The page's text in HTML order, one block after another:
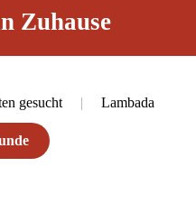
Zuhause
gesucht Lambada